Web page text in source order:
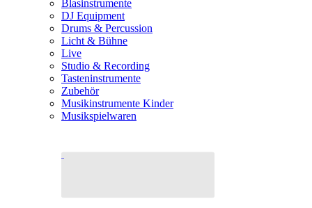
Blasinstrumente
DJ Equipment
Drums & Percussion
Licht & Bühne
Live
Studio & Recording
Tasteninstrumente
Zubehör
Musikinstrumente Kinder
Musikspielwaren